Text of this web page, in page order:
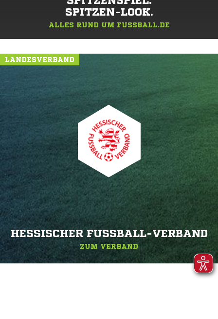
SPITZEN-LOOK.
ALLES RUND UM FUSSBALL.DE
LANDESVERBAND
HESSISCHER FUSSBALL-VERBAND
ZUM VERBAND